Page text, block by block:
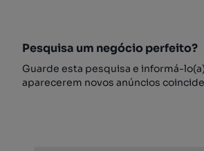
Pesquisa um negócio perfeito?
Guarde esta pesquisa e informá-
aparecerem novos anúncios